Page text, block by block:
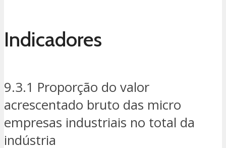
Indicadores
9.3.1 Proporção do valor
acrescentado bruto das micro
empresas industriais no total da
indústria